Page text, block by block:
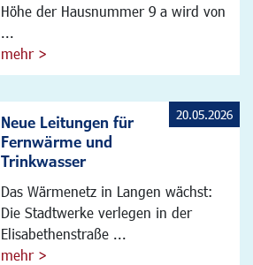
Höhe der Hausnummer 9 a wird von
...
mehr >
Neue Leitungen für
Fernwärme und
Trinkwasser
Das Wärmenetz in Langen wächst:
Die Stadtwerke verlegen in der
Elisabethenstraße ...
mehr >
20.05.2026